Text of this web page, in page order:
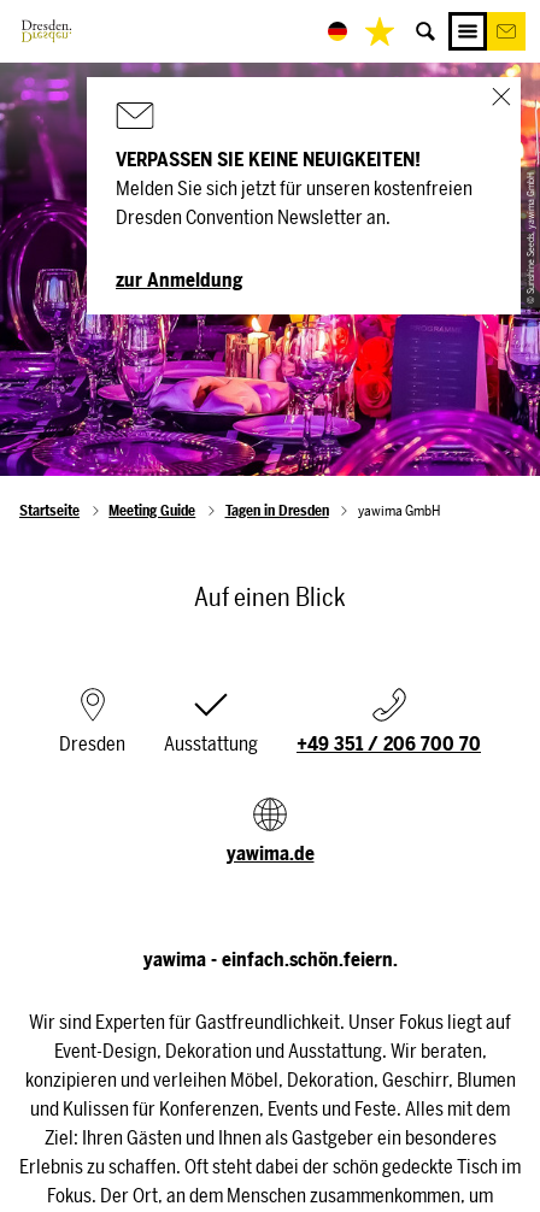
VERPASSEN SIE KEINE NEUIGKEITEN!
Melden Sie sich jetzt für unseren kostenfreien
Dresden Convention Newsletter an.
zur Anmeldung © Sunshine Seeds, yawima GmbH
yawima GmbH
Startseite Meeting Guide Tagen in Dresden yawima GmbH
Auf einen Blick
Dresden Ausstattung +49 351 / 206 700 70
yawima.de
yawima - einfach.schön.feiern.
Wir sind Experten für Gastfreundlichkeit. Unser Fokus liegt auf
Event-Design, Dekoration und Ausstattung. Wir beraten,
konzipieren und verleihen Möbel, Dekoration, Geschirr, Blumen
und Kulissen für Konferenzen, Events und Feste. Alles mit dem
Ziel: Ihren Gästen und Ihnen als Gastgeber ein besonderes
Erlebnis zu schaffen. Oft steht dabei der schön gedeckte Tisch im
Fokus. Der Ort, an dem Menschen zusammenkommen, um